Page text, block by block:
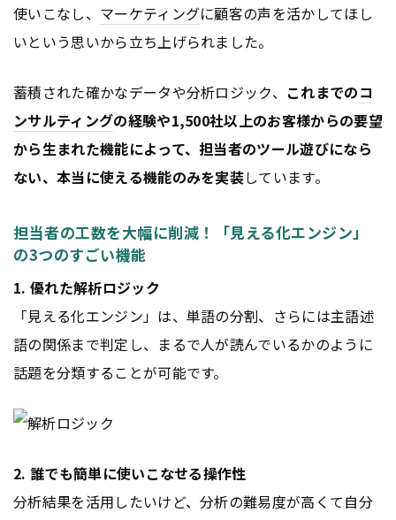
使いこなし、 マーケティングに顧客の声を活かしてほし
いという思いから立ち上げられました。
蓄積された確かなデータや分析ロジック、 これまでのコ
ンサルティングの経験や1,500社以上のお客様からの要望
から生まれた機能によって、担当者のツール遊びになら
ない、本当に使える機能のみを実装しています。
担当者の工数を大幅に削減！「見える化エンジン」
の3つのすごい機能
1. 優れた解析ロジック
「見える化エンジン」は、単語の分割、さらには主語述
語の関係まで判定し、まるで人が読んでいるかのように
話題を分類することが可能です。
2. 誰でも簡単に使いこなせる操作性
分析結果を活用したいけど、分析の難易度が高くて自分